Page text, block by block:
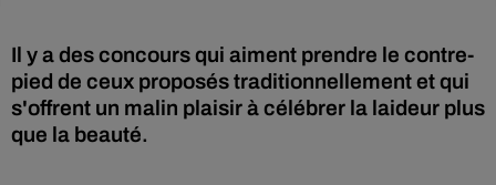
Il y a des concours qui aiment prendre le contre-
pied de ceux proposés traditionnellement et qui
s'offrent un malin plaisir à célébrer la laideur plus
que la beauté.